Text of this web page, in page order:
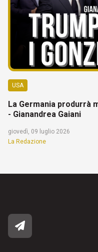
USA
La Germania produrrà
- Gianandrea Gaiani
giovedì, 09 luglio 2026
La Redazione